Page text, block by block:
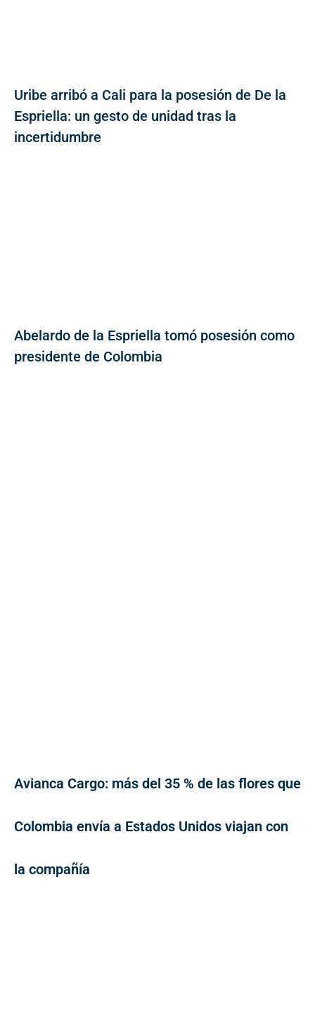
Uribe arribó a Cali para la posesión de De la
Espriella: un gesto de unidad tras la
incertidumbre
Abelardo de la Espriella tomó posesión como
presidente de Colombia
Avianca Cargo: más del 35 % de las flores que
Colombia envía a Estados Unidos viajan con
la compañía